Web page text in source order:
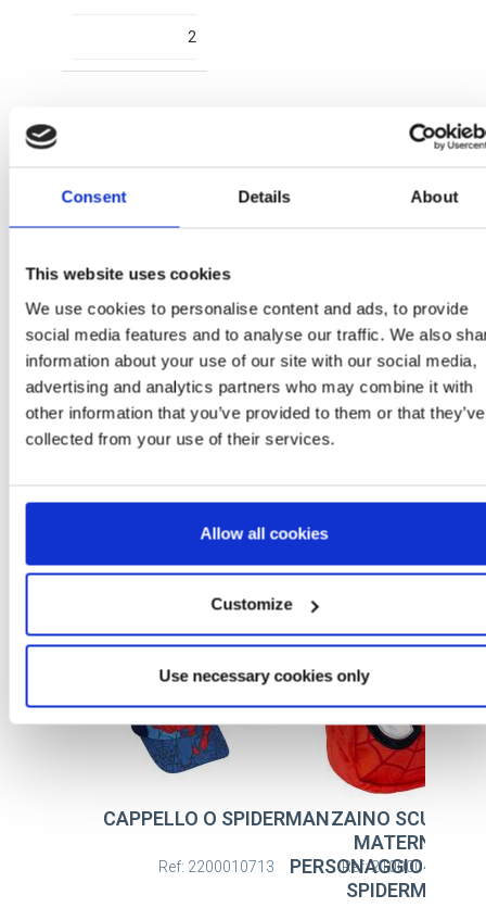
Consent Details About
This website uses cookies
We use cookies to personalise content and ads, to provide
social media features and to analyse our traffic. We also
information about your use of our site with our social media,
advertising and analytics partners who may combine it with
other information that you’ve provided to them or that they’ve
collected from your use of their services.
Allow all cookies
Customize
Use necessary cookies only
2
T029
RED
8445484478631
2
Altri articoli SPIDERMAN
CAPPELLO O SPIDERMAN
Ref: 2200010713
ZAINO SCUOLA
MATERNA
PERSONAGGIO
SPIDERMAN
Ref: 2100004318